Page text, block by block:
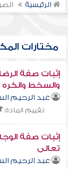
الرئيسية
مختارات
إثبات صفة
والسخط والكره
عبد الرحيم
تقييم المادة:
إثبات صفة
تعالى
عبد الرحيم